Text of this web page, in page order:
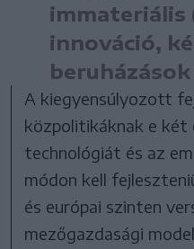
immateriális
innováció,
A kiegyensúlyozott
közpolitikáknak e két
technológiát és az
módon kell
és európai szinten
mezőgazdasági